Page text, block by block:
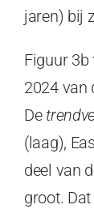
jaren) bij
Figuur
2024 van
De
(laag),
deel van
groot.